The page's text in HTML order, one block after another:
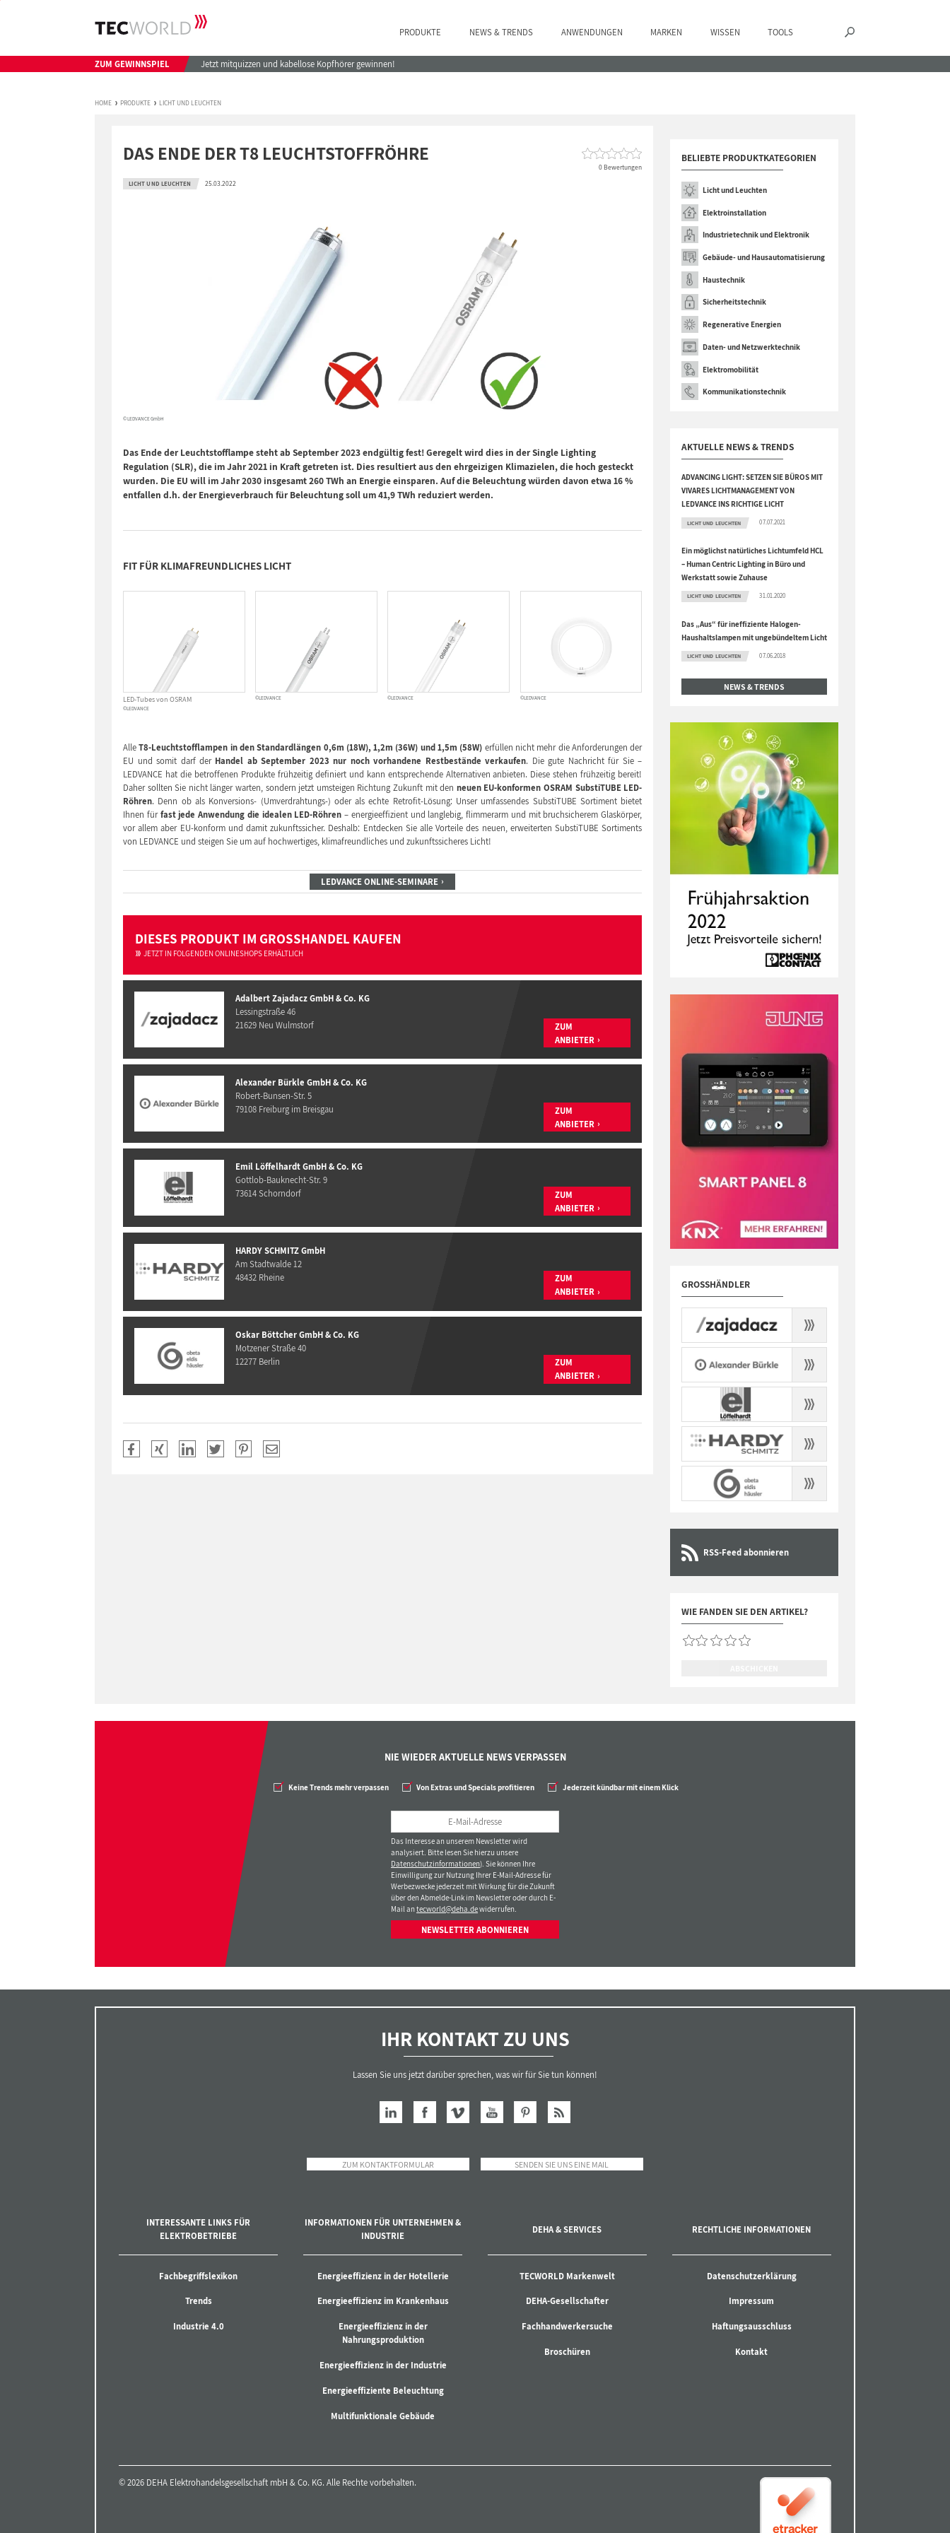
PRODUKTE NEWS & TRENDS ANWENDUNGEN MARKEN WISSEN TOOLS
ZUM GEWINNSPIEL Jetzt mitquizzen und kabellose Kopfhörer gewinnen!
HOME PRODUKTE LICHT UND LEUCHTEN
0 Bewertungen
DAS ENDE DER T8 LEUCHTSTOFFRÖHRE
LICHT UND LEUCHTEN 25.03.2022
© LEDVANCE GmbH
Das Ende der Leuchtstofflampe steht ab September 2023 endgültig fest! Geregelt wird dies in der Single Lighting
Regulation (SLR), die im Jahr 2021 in Kraft getreten ist. Dies resultiert aus den ehrgeizigen Klimazielen, die hoch gesteckt
wurden. Die EU will im Jahr 2030 insgesamt 260 TWh an Energie einsparen. Auf die Beleuchtung würden davon etwa 16 %
entfallen d.h. der Energieverbrauch für Beleuchtung soll um 41,9 TWh reduziert werden.
FIT FÜR KLIMAFREUNDLICHES LICHT
LED-Tubes von OSRAM
©LEDVANCE
©LEDVANCE ©LEDVANCE ©LEDVANCE
AlleT8-Leuchtstofflampen in den Standardlängen 0,6m (18W), 1,2m (36W) und 1,5m (58W) erfüllen nicht mehr die Anforderungen der
EU und somit darf der Handel ab September 2023 nur noch vorhandene Restbestände verkaufen. Die gute Nachricht für Sie –
LEDVANCE hat die betroffenen Produkte frühzeitig definiert und kann entsprechende Alternativen anbieten. Diese stehen frühzeitig bereit!
Daher sollten Sie nicht länger warten, sondern jetzt umsteigen Richtung Zukunft mit den neuen EU-konformen OSRAM SubstiTUBE LED-
Röhren. Denn ob als Konversions- (Umverdrahtungs-) oder als echte Retrofit-Lösung: Unser umfassendes SubstiTUBE Sortiment bietet
Ihnen fürfast jede Anwendung die idealen LED-Röhren – energieeffizient und langlebig, flimmerarm und mit bruchsicherem Glaskörper,
vor allem aber EU-konform und damit zukunftssicher. Deshalb: Entdecken Sie alle Vorteile des neuen, erweiterten SubstiTUBE Sortiments
von LEDVANCE und steigen Sie um auf hochwertiges, klimafreundliches und zukunftssicheres Licht!
LEDVANCE ONLINE-SEMINARE
DIESES PRODUKT IM GROSSHANDEL KAUFEN
JETZT IN FOLGENDEN ONLINESHOPS ERHÄLTLICH
Adalbert Zajadacz GmbH & Co. KG
Lessingstraße 46
21629 Neu Wulmstorf
ZUM
ANBIETER
Alexander Bürkle GmbH & Co. KG
Robert-Bunsen-Str. 5
79108 Freiburg im Breisgau
ZUM
ANBIETER
Emil Löffelhardt GmbH & Co. KG
Gottlob-Bauknecht-Str. 9
73614 Schorndorf
ZUM
ANBIETER
HARDY SCHMITZ GmbH
Am Stadtwalde 12
48432 Rheine
ZUM
ANBIETER
Oskar Böttcher GmbH & Co. KG
Motzener Straße 40
12277 Berlin
ZUM
ANBIETER
BELIEBTE PRODUKTKATEGORIEN
Licht und Leuchten
Elektroinstallation
Industrietechnik und Elektronik
Gebäude- und Hausautomatisierung
Haustechnik
Sicherheitstechnik
Regenerative Energien
Daten- und Netzwerktechnik
Elektromobilität
Kommunikationstechnik
AKTUELLE NEWS & TRENDS
ADVANCING LIGHT: SETZEN SIE BÜROS MIT
VIVARES LICHTMANAGEMENT VON
LEDVANCE INS RICHTIGE LICHT
LICHT UND LEUCHTEN 07.07.2021
Ein möglichst natürliches Lichtumfeld HCL
– Human Centric Lighting in Büro und
Werkstatt sowie Zuhause
LICHT UND LEUCHTEN 31.01.2020
Das „Aus“ für ineffiziente Halogen-
Haushaltslampen mit ungebündeltem Licht
LICHT UND LEUCHTEN 07.06.2018
NEWS & TRENDS
GROSSHÄNDLER
RSS-Feed abonnieren
WIE FANDEN SIE DEN ARTIKEL?
NIE WIEDER AKTUELLE NEWS VERPASSEN
Keine Trends mehr verpassen Von Extras und Specials profitieren Jederzeit kündbar mit einem Klick
Das Interesse an unserem Newsletter wird
analysiert. Bitte lesen Sie hierzu unsere
Datenschutzinformationen). Sie können Ihre
Einwilligung zur Nutzung Ihrer E-Mail-Adresse für
Werbezwecke jederzeit mit Wirkung für die Zukunft
über den Abmelde-Link im Newsletter oder durch E-
Mail antecworld@deha.dewiderrufen.
NEWSLETTER ABONNIEREN
IHR KONTAKT ZU UNS
Lassen Sie uns jetzt darüber sprechen, was wir für Sie tun können!
ZUM KONTAKTFORMULAR SENDEN SIE UNS EINE MAIL
INTERESSANTE LINKS FÜR
ELEKTROBETRIEBE
Fachbegriffslexikon
Trends
Industrie 4.0
INFORMATIONEN FÜR UNTERNEHMEN &
INDUSTRIE
Energieeffizienz in der Hotellerie
Energieeffizienz im Krankenhaus
Energieeffizienz in der
Nahrungsproduktion
Energieeffizienz in der Industrie
Energieeffiziente Beleuchtung
Multifunktionale Gebäude
DEHA & SERVICES
TECWORLD Markenwelt
DEHA-Gesellschafter
Fachhandwerkersuche
Broschüren
RECHTLICHE INFORMATIONEN
Datenschutzerklärung
Impressum
Haftungsausschluss
Kontakt
© 2026 DEHA Elektrohandelsgesellschaft mbH & Co. KG. Alle Rechte vorbehalten.